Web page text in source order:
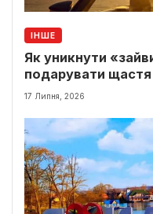
ІНШЕ
Як уникнути
подарувати щастя
17 Липня, 2026